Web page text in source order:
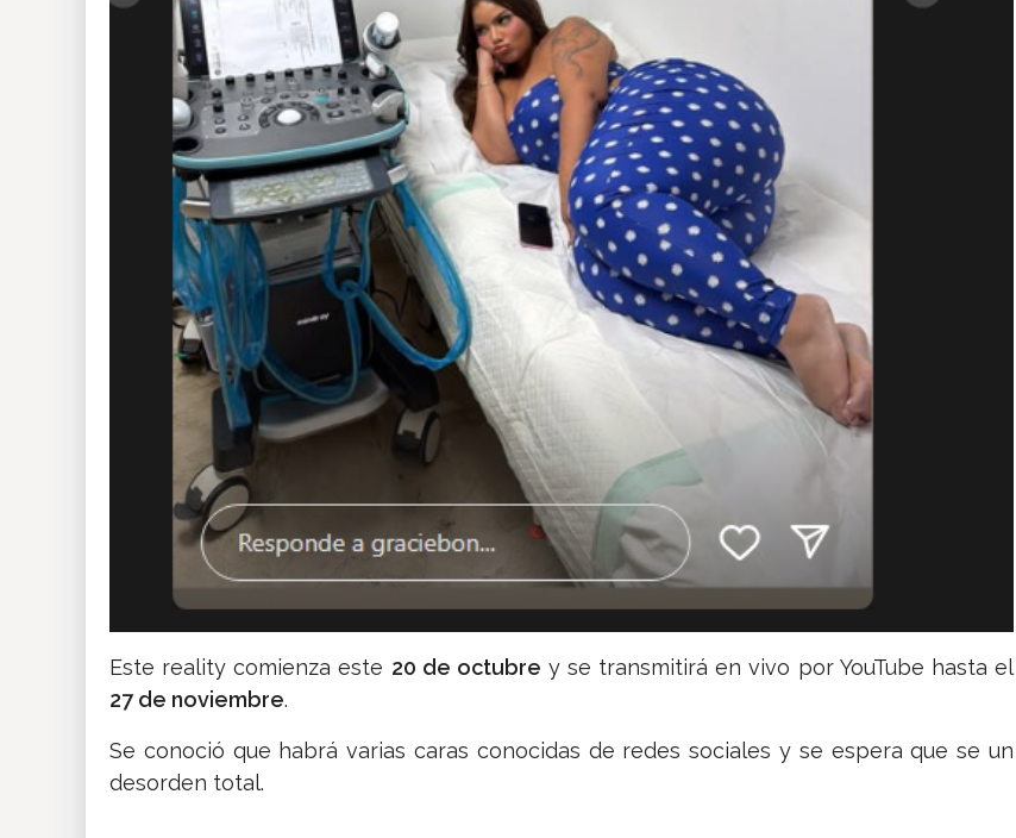
Este reality comienza este 20 de octubre y se transmitirá en vivo por YouTube hasta el
27 de noviembre.
Se conoció que habrá varias caras conocidas de redes sociales y se espera que se un
desorden total.